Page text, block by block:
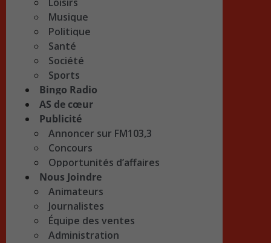
Musique
Politique
Santé
Société
Sports
Bingo Radio
AS de cœur
Publicité
Annoncer sur FM103,3
Concours
Opportunités d’affaires
Nous Joindre
Animateurs
Journalistes
Équipe des ventes
Administration